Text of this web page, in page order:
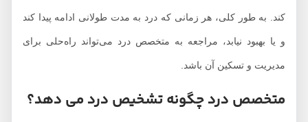
کند. به طور کلی، هر زمانی که درد به مدت طولانی ادامه پیدا کند
و یا بهبود نیابد، مراجعه به متخصص درد می‌تواند راه‌حلی برای
مدیریت و تسکین آن باشد.
متخصص درد چگونه تشخیص درد می دهد؟